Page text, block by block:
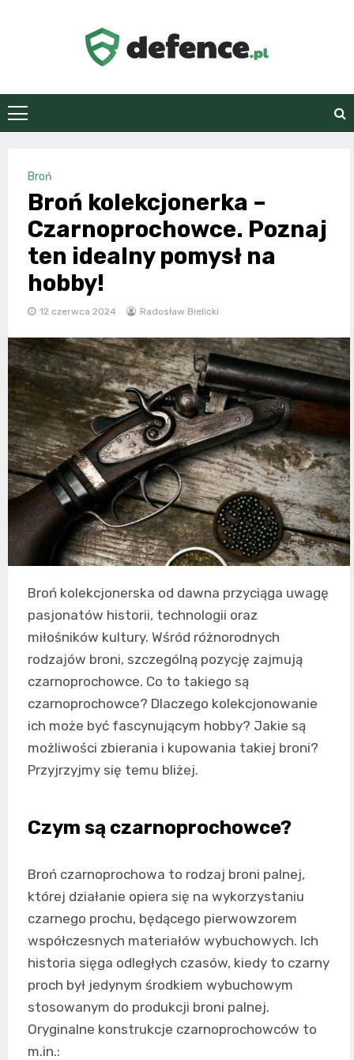
defence.pl
Broń
Broń kolekcjonerka –
Czarnoprochowce. Poznaj
ten idealny pomysł na
hobby!
12 czerwca 2024 Radosław Bielicki
Broń kolekcjonerska od dawna przyciąga uwagę
pasjonatów historii, technologii oraz
miłośników kultury. Wśród różnorodnych
rodzajów broni, szczególną pozycję zajmują
czarnoprochowce. Co to takiego są
czarnoprochowce? Dlaczego kolekcjonowanie
ich może być fascynującym hobby? Jakie są
możliwości zbierania i kupowania takiej broni?
Przyjrzyjmy się temu bliżej.
Czym są czarnoprochowce?
Broń czarnoprochowa to rodzaj broni palnej,
której działanie opiera się na wykorzystaniu
czarnego prochu, będącego pierwowzorem
współczesnych materiałów wybuchowych. Ich
historia sięga odległych czasów, kiedy to czarny
proch był jedynym środkiem wybuchowym
stosowanym do produkcji broni palnej.
Oryginalne konstrukcje czarnoprochowców to
m.in.: